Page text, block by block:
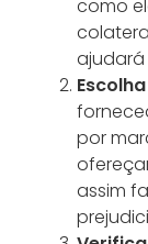
como
ajudará
por
assim